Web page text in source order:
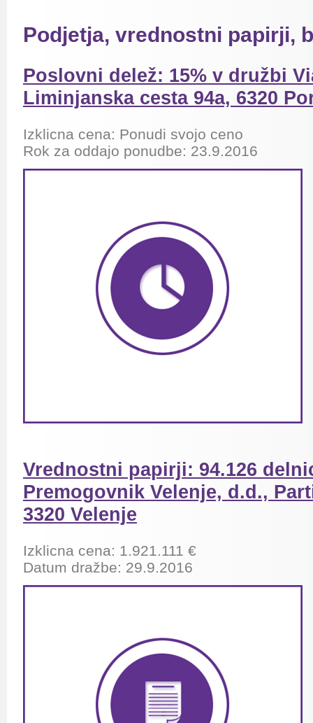
Podjetja, vrednostni papirji,
Poslovni delež: 15% v družbi
Liminjanska cesta 94a, 6320
Izklicna cena: Ponudi svojo ceno
Rok za oddajo ponudbe: 23.9.2016
Vrednostni papirji: 94.126
Premogovnik Velenje, d.d.,
3320 Velenje
Izklicna cena: 1.921.111 €
Datum dražbe: 29.9.2016